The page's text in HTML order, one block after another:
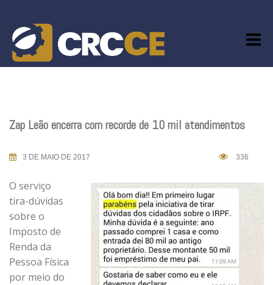
content
Zap Leão encerra com recorde de 10 mil atendimentos
3 DE MAIO DE 2017 336
O serviço
tira-dúvidas
sobre o
Imposto de
Renda da
Pessoa Física
por meio do